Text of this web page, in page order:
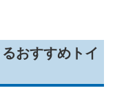
おすすめトイ